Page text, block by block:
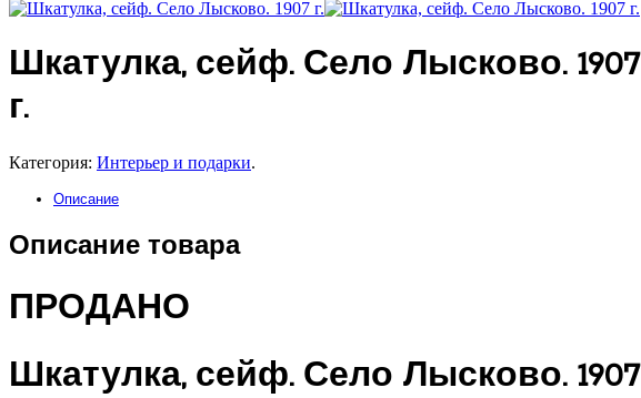
Шкатулка, сейф. Село Лысково. 1907
г.
Категория: Интерьер и подарки.
Описание
Описание товара
ПРОДАНО
Шкатулка, сейф. Село Лысково. 1907